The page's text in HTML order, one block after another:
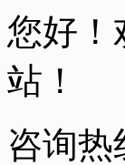
您好！
站！
咨询热